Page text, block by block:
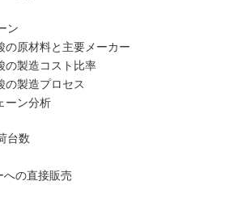
ン
の原材料と主要メーカー
の製造コスト比率
の製造プロセス
ーン分析
台数
への直接販売